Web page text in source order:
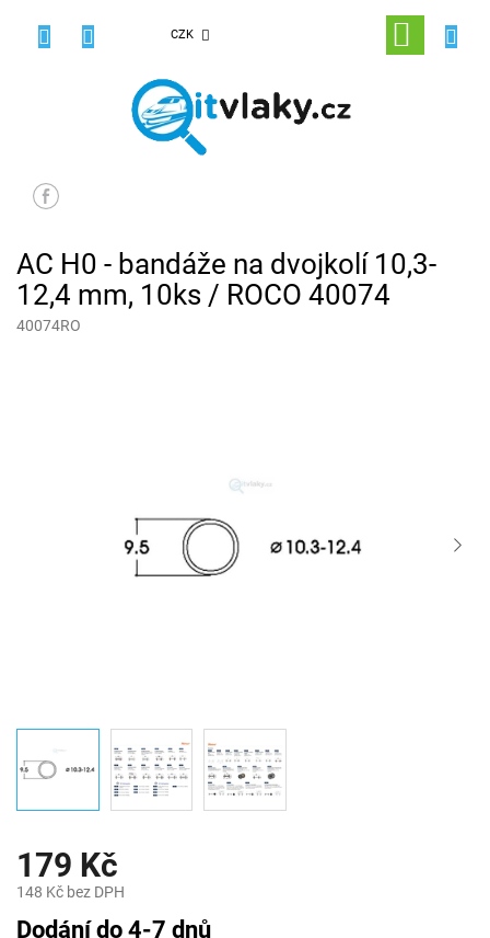
CZK
NÁKUPNÍ
KOŠÍK
AC H0 - bandáže na dvojkolí 10,3-
12,4 mm, 10ks / ROCO 40074
40074RO
179 Kč
148 Kč bez DPH
Měrná
Dodání do 4-7 dnů